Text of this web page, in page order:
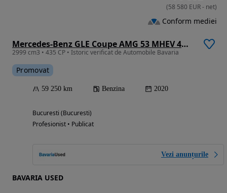
Mercedes-Benz GLE Coupe AMG 53 MHEV 4MATIC+
2999 cm3 • 435 CP • Istoric verificat de Automobile Bavaria
Promovat
59 250 km Benzina 2020
Bucuresti (Bucuresti)
Profesionist • Publicat
Vezi anunțurile
BAVARIA USED
(58 580 EUR- net)
Conform mediei